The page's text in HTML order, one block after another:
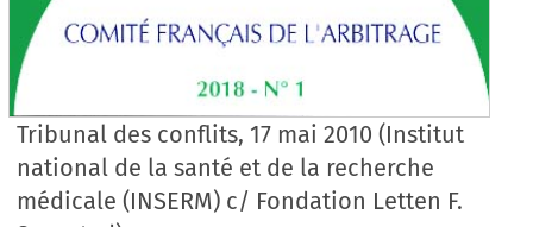
Tribunal des conflits, 17 mai 2010 (Institut
national de la santé et de la recherche
médicale (INSERM) c/ Fondation Letten F.